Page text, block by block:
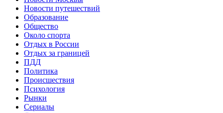
Новости путешествий
Образование
Общество
Около спорта
Отдых в России
Отдых за границей
ПДД
Политика
Происшествия
Психология
Рынки
Сериалы